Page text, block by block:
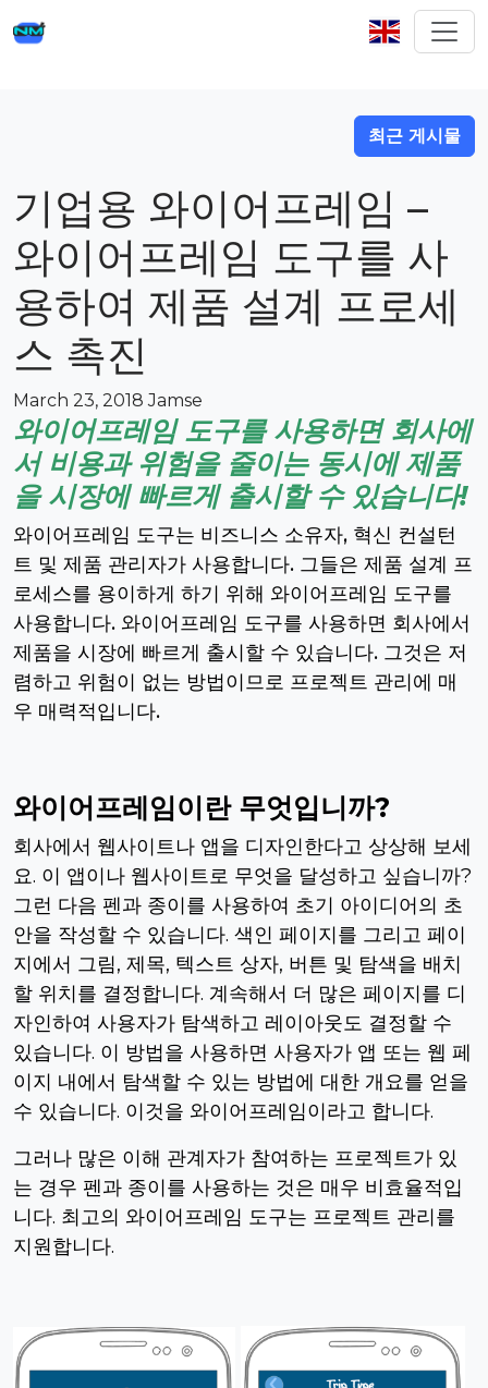
최근 게시물
기업용 와이어프레임 –
와이어프레임 도구를 사
용하여 제품 설계 프로세
스 촉진
March 23, 2018 Jamse
와이어프레임 도구를 사용하면 회사에
서 비용과 위험을 줄이는 동시에 제품
을 시장에 빠르게 출시할 수 있습니다!
와이어프레임 도구는 비즈니스 소유자, 혁신 컨설턴
트 및 제품 관리자가 사용합니다. 그들은 제품 설계 프
로세스를 용이하게 하기 위해 와이어프레임 도구를
사용합니다. 와이어프레임 도구를 사용하면 회사에서
제품을 시장에 빠르게 출시할 수 있습니다. 그것은 저
렴하고 위험이 없는 방법이므로 프로젝트 관리에 매
우 매력적입니다.
와이어프레임이란 무엇입니까?
회사에서 웹사이트나 앱을 디자인한다고 상상해 보세
요. 이 앱이나 웹사이트로 무엇을 달성하고 싶습니까?
그런 다음 펜과 종이를 사용하여 초기 아이디어의 초
안을 작성할 수 있습니다. 색인 페이지를 그리고 페이
지에서 그림, 제목, 텍스트 상자, 버튼 및 탐색을 배치
할 위치를 결정합니다. 계속해서 더 많은 페이지를 디
자인하여 사용자가 탐색하고 레이아웃도 결정할 수
있습니다. 이 방법을 사용하면 사용자가 앱 또는 웹 페
이지 내에서 탐색할 수 있는 방법에 대한 개요를 얻을
수 있습니다. 이것을 와이어프레임이라고 합니다.
그러나 많은 이해 관계자가 참여하는 프로젝트가 있
는 경우 펜과 종이를 사용하는 것은 매우 비효율적입
니다. 최고의 와이어프레임 도구는 프로젝트 관리를
지원합니다.